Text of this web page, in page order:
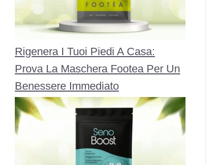
Rigenera I Tuoi Piedi A Casa:
Prova La Maschera Footea Per Un
Benessere Immediato